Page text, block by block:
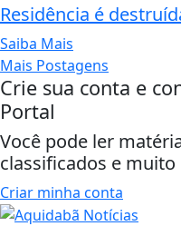
Residência é
Saiba Mais
Mais Postagens
Crie sua conta e
Portal
Você pode ler
classificados e muito
Criar minha conta